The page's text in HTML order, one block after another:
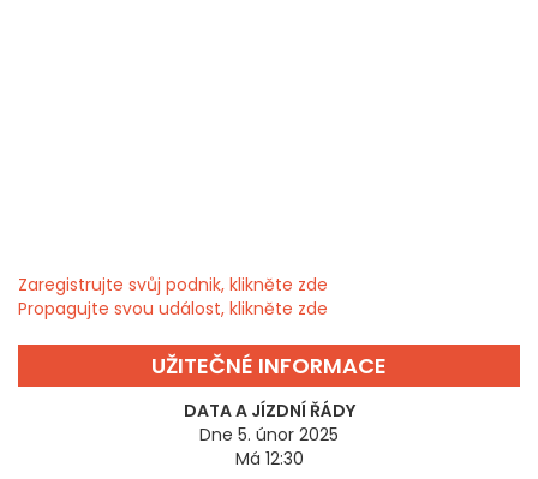
Zaregistrujte svůj podnik, klikněte zde
Propagujte svou událost, klikněte zde
UŽITEČNÉ INFORMACE
DATA A JÍZDNÍ ŘÁDY
Dne 5. únor 2025
Má 12:30